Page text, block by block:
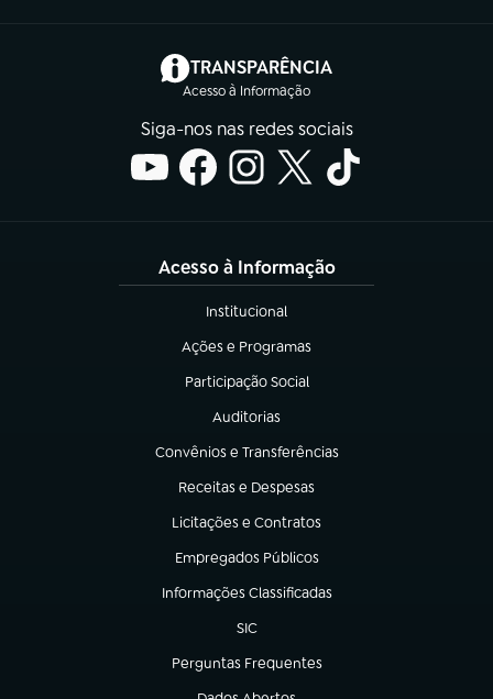
TRANSPARÊNCIA
Acesso à Informação
(abre em nova aba)
Siga-nos nas redes sociais
Acesso à Informação
Institucional
(abre em nova aba)
Ações e Programas
(abre em nova aba)
Participação Social
(abre em nova aba)
Auditorias
(abre em nova aba)
Convênios e Transferências
(abre em nova aba)
Receitas e Despesas
(abre em nova aba)
Licitações e Contratos
(abre em nova aba)
Empregados Públicos
(abre em nova aba)
Informações Classificadas
(abre em nova aba)
SIC
(abre em nova aba)
Perguntas Frequentes
(abre em nova aba)